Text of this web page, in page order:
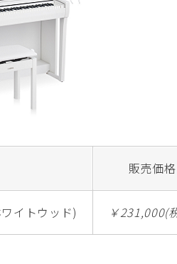
販売価格
イトウッド) ￥231,000(